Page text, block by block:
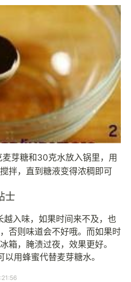
芽糖和30克水放入锅里，用
拌，直到糖液变得浓稠即可
士
越入味，如果时间来不及，也
否则味道会不好哦。而如果时
箱，腌渍过夜，效果更好。
用蜂蜜代替麦芽糖水。